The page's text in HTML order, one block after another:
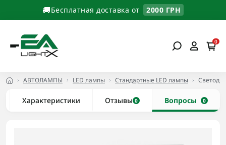
🚚Бесплатная доставка от 2000 ГРН
0
АВТОЛАМПЫ LED лампы Стандартные LED лампы
Характеристики Отзывы 0 Вопросы 0